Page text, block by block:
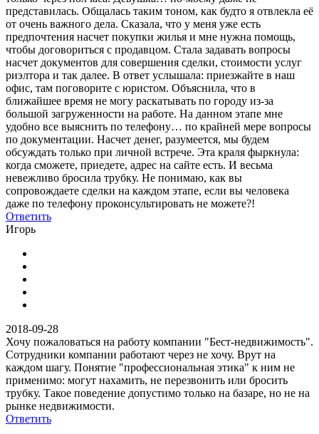
представилась. Общалась таким тоном, как будто я отвлекла её
от очень важного дела. Сказала, что у меня уже есть
предпочтения насчет покупки жилья и мне нужна помощь,
чтобы договориться с продавцом. Стала задавать вопросы
насчет документов для совершения сделки, стоимости услуг
риэлтора и так далее. В ответ услышала: приезжайте в наш
офис, там поговорите с юристом. Объяснила, что в
ближайшее время не могу раскатывать по городу из-за
большой загруженности на работе. На данном этапе мне
удобно все выяснить по телефону… по крайней мере вопросы
по документации. Насчет денег, разумеется, мы будем
обсуждать только при личной встрече. Эта краля фыркнула:
когда сможете, приедете, адрес на сайте есть. И весьма
невежливо бросила трубку. Не понимаю, как вы
сопровождаете сделки на каждом этапе, если вы человека
даже по телефону проконсультировать не можете?!
Ответить
Игорь
2018-09-28
Хочу пожаловаться на работу компании "Бест-недвижимость".
Сотрудники компании работают через не хочу. Врут на
каждом шагу. Понятие "профессиональная этика" к ним не
применимо: могут нахамить, не перезвонить или бросить
трубку. Такое поведение допустимо только на базаре, но не на
рынке недвижимости.
Ответить